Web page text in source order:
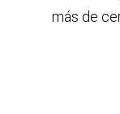
más de